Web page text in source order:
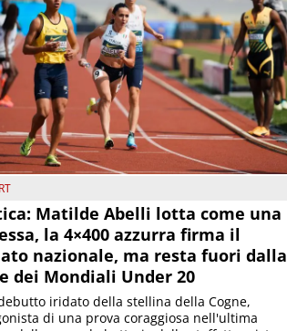
Matilde Abelli lotta come una
la 4×400 azzurra firma il
nazionale, ma resta fuori dalla
dei Mondiali Under 20
iridato della stellina della Cogne,
di una prova coraggiosa nell'ultima